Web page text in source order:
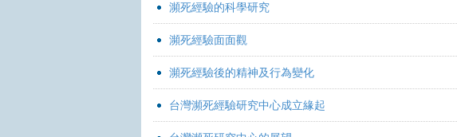
瀕死經驗的科學研究
瀕死經驗面面觀
瀕死經驗後的精神及行為變化
台灣瀕死經驗研究中心成立緣起